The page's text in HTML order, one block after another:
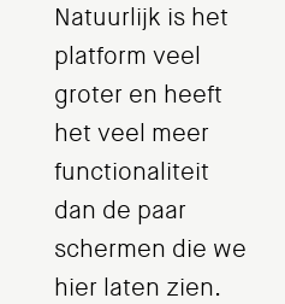
Natuurlijk is het
platform veel
groter en heeft
het veel meer
functionaliteit
dan de paar
schermen die we
hier laten zien.